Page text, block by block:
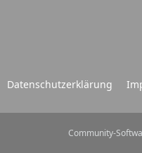
Datenschutzerklärung
Community-